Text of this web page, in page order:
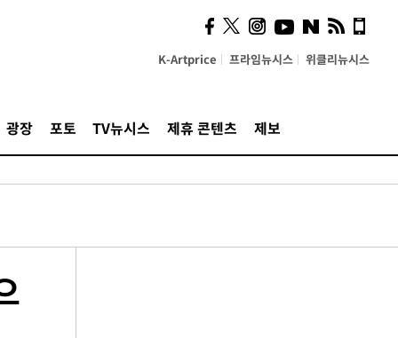
K-Artprice 프라임뉴시스 위클리뉴시스
광장 포토 TV뉴시스 제휴 콘텐츠 제보